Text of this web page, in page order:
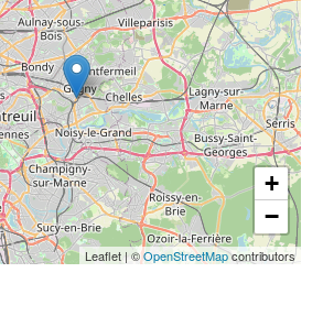
+
−
Leaflet | ©OpenStreetMapcontributors